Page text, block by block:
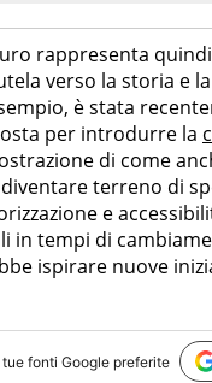
rappresenta
verso la storia e
è stata
per introdurre la
di come
terreno di
e
in tempi di
ispirare nuove
fonti Google preferite